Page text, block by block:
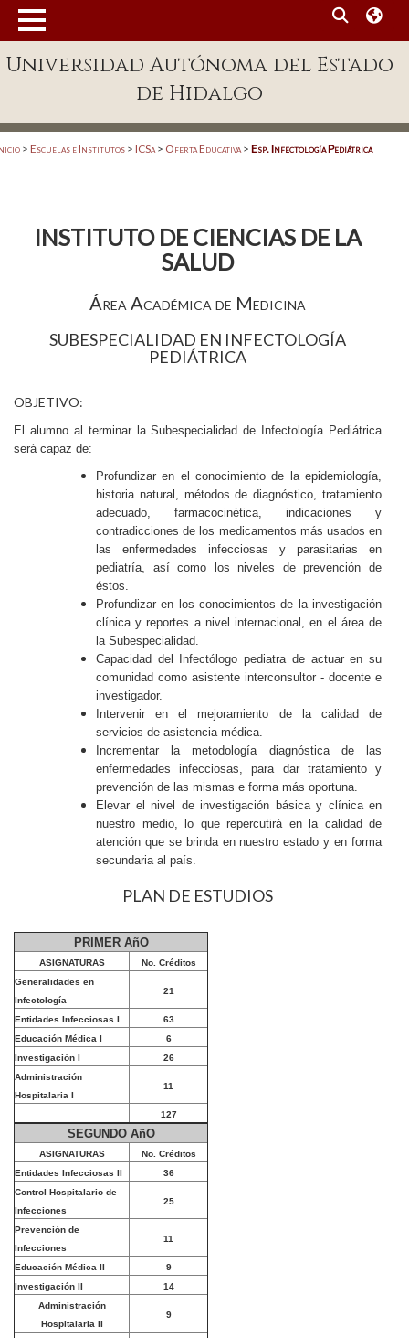
Enlaces
Plataforma Garza
Aspirantes
Personal
Universidad Autónoma del Estado
de Hidalgo
> Escuelas e Institutos > ICSa> Oferta Educativa> Esp. Infectología Pediátrica
INSTITUTO DE CIENCIAS DE LA
SALUD
Área Académica de Medicina
SUBESPECIALIDAD EN INFECTOLOGÍA
PEDIÁTRICA
OBJETIVO:
El alumno al terminar la Subespecialidad de Infectología Pediátrica
será capaz de:
Profundizar en el conocimiento de la epidemiología,
historia natural, métodos de diagnóstico, tratamiento
adecuado, farmacocinética, indicaciones y
contradicciones de los medicamentos más usados en
las enfermedades infecciosas y parasitarias en
pediatría, así como los niveles de prevención de
éstos.
Profundizar en los conocimientos de la investigación
clínica y reportes a nivel internacional, en el área de
la Subespecialidad.
Capacidad del Infectólogo pediatra de actuar en su
comunidad como asistente interconsultor - docente e
investigador.
Intervenir en el mejoramiento de la calidad de
servicios de asistencia médica.
Incrementar la metodología diagnóstica de las
enfermedades infecciosas, para dar tratamiento y
prevención de las mismas e forma más oportuna.
Elevar el nivel de investigación básica y clínica en
nuestro medio, lo que repercutirá en la calidad de
atención que se brinda en nuestro estado y en forma
secundaria al país.
PLAN DE ESTUDIOS
PRIMER AñO
ASIGNATURAS
No. Créditos
Generalidades en
Infectología
21
Entidades Infecciosas I
63
Educación Médica I
6
Investigación I
26
Administración
Hospitalaria I
11
127
SEGUNDO AñO
ASIGNATURAS
No. Créditos
Entidades Infecciosas II
36
Control Hospitalario de
Infecciones
25
Prevención de
Infecciones
11
Educación Médica II
9
Investigación II
14
Administración
Hospitalaria II
9